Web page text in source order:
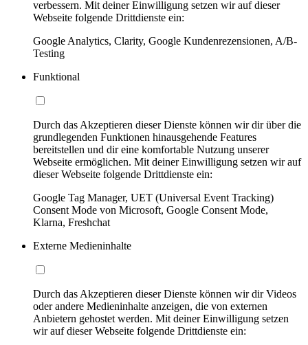
verbessern. Mit deiner Einwilligung setzen wir auf dieser
Webseite folgende Drittdienste ein:
Google Analytics, Clarity, Google Kundenrezensionen, A/B-
Testing
Funktional
Durch das Akzeptieren dieser Dienste können wir dir über die
grundlegenden Funktionen hinausgehende Features
bereitstellen und dir eine komfortable Nutzung unserer
Webseite ermöglichen. Mit deiner Einwilligung setzen wir auf
dieser Webseite folgende Drittdienste ein:
Google Tag Manager, UET (Universal Event Tracking)
Consent Mode von Microsoft, Google Consent Mode,
Klarna, Freshchat
Externe Medieninhalte
Durch das Akzeptieren dieser Dienste können wir dir Videos
oder andere Medieninhalte anzeigen, die von externen
Anbietern gehostet werden. Mit deiner Einwilligung setzen
wir auf dieser Webseite folgende Drittdienste ein: